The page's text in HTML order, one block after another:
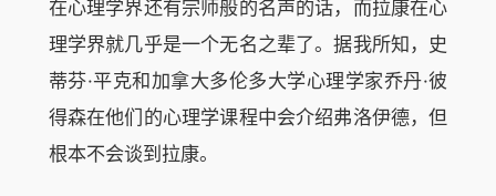
在心理学界还有宗师般的名声的话，而拉康在心
理学界就几乎是一个无名之辈了。据我所知，史
蒂芬·平克和加拿大多伦多大学心理学家乔丹·彼
得森在他们的心理学课程中会介绍弗洛伊德，但
根本不会谈到拉康。